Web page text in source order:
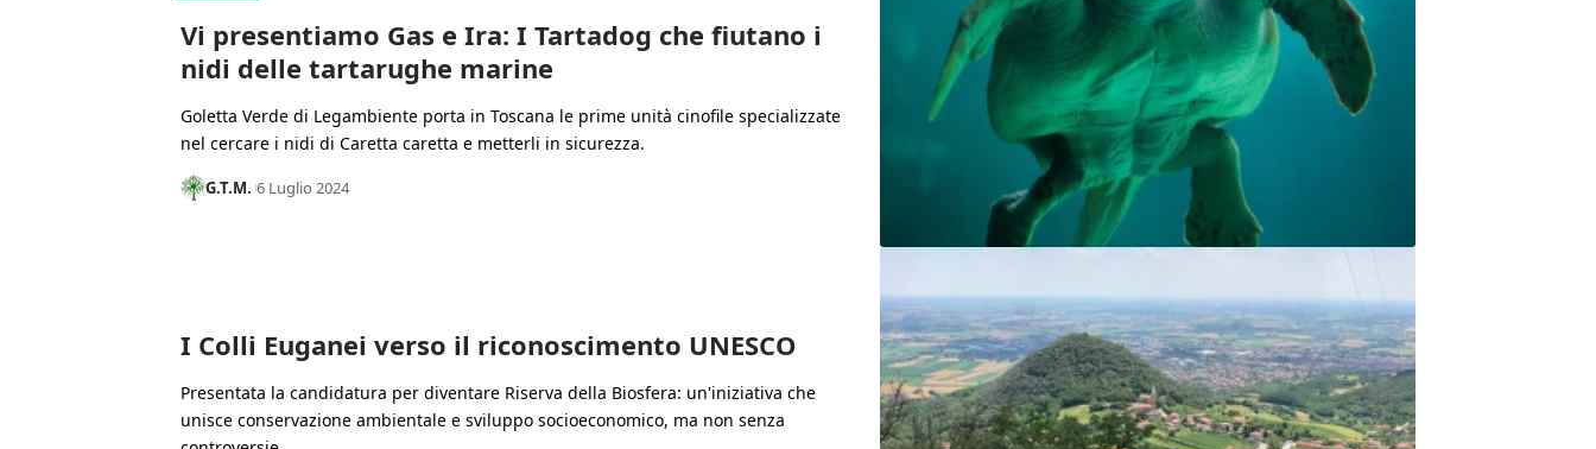
Vi presentiamo Gas e Ira: I Tartadog che fiutano i
nidi delle tartarughe marine
Goletta Verde di Legambiente porta in Toscana le prime unità cinofile specializzate
nel cercare i nidi di Caretta caretta e metterli in sicurezza.
G.T.M. 6 Luglio 2024
I Colli Euganei verso il riconoscimento UNESCO
Presentata la candidatura per diventare Riserva della Biosfera: un'iniziativa che
unisce conservazione ambientale e sviluppo socioeconomico, ma non senza